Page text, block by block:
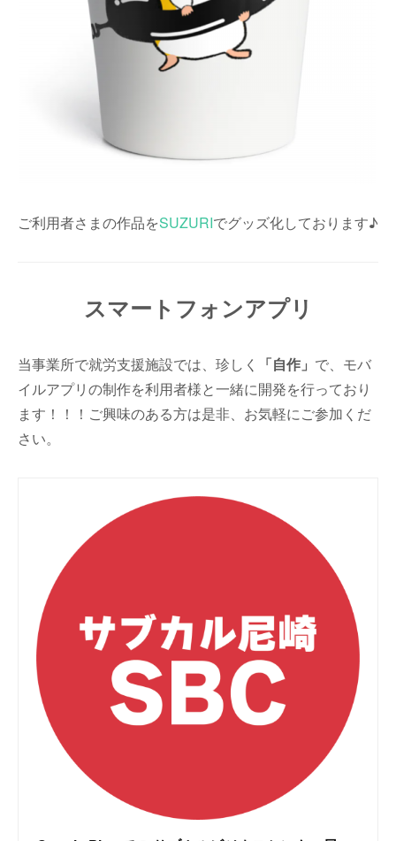
ご利用者さまの作品をSUZURIでグッズ化しております♪
スマートフォンアプリ
当事業所で就労支援施設では、珍しく 「自作」 で、モバ
イルアプリの制作を利用者様と一緒に開発を行っており
ます！！！ご興味のある方は是非、お気軽にご参加くだ
さい。